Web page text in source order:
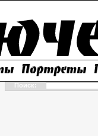
Поиск: